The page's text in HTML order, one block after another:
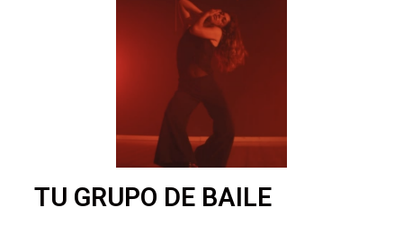
TU GRUPO DE BAILE